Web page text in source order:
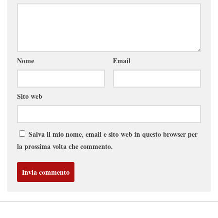
Nome Email
Sito web
Salva il mio nome, email e sito web in questo browser per
la prossima volta che commento.